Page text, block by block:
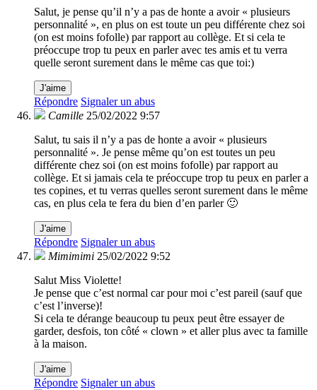
Salut, je pense qu’il n’y a pas de honte a avoir « plusieurs
personnalité », en plus on est toute un peu différente chez soi
(on est moins fofolle) par rapport au collège. Et si cela te
préoccupe trop tu peux en parler avec tes amis et tu verra
quelle seront surement dans le même cas que toi:)
J'aime
Répondre Signaler un abus
Camille 25/02/2022 9:57
Salut, tu sais il n’y a pas de honte a avoir « plusieurs
personnalité ». Je pense même qu’on est toutes un peu
différente chez soi (on est moins fofolle) par rapport au
collège. Et si jamais cela te préoccupe trop tu peux en parler a
tes copines, et tu verras quelles seront surement dans le même
cas, en plus cela te fera du bien d’en parler 🙂
J'aime
Répondre Signaler un abus
Mimimimi 25/02/2022 9:52
Salut Miss Violette!
Je pense que c’est normal car pour moi c’est pareil (sauf que
c’est l’inverse)!
Si cela te dérange beaucoup tu peux peut être essayer de
garder, desfois, ton côté « clown » et aller plus avec ta famille
à la maison.
J'aime
Répondre Signaler un abus